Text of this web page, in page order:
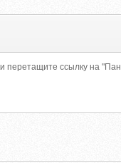
перетащите ссылку на